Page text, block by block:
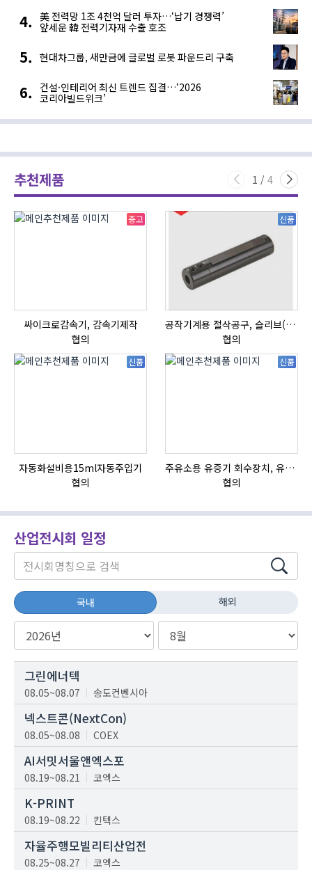
美 전력망 1조 4천억 달러 투자…‘납기 경쟁력’
앞세운 韓 전력기자재 수출 호조
현대차그룹, 새만금에 글로벌 로봇 파운드리 구축
건설·인테리어 최신 트렌드 집결…‘2026
코리아빌드위크’
추천제품 1 / 4
중고
싸이크로감속기, 감속기제작
협의
신품
공작기계용 절삭공구, 슬리브(SLEEVE)
협의
신품
자동화설비용15ml자동주입기
협의
신품
주유소용 유증기 회수장치, 유증기 회수장치, 방폭형, 방폭형 유증기 회수장치
협의
산업전시회 일정
국내 해외
그린에너텍
08.05~08.07 송도컨벤시아
넥스트콘(NextCon)
08.05~08.08 COEX
AI서밋서울앤엑스포
08.19~08.21 코엑스
K-PRINT
08.19~08.22 킨텍스
자율주행모빌리티산업전
08.25~08.27 코엑스